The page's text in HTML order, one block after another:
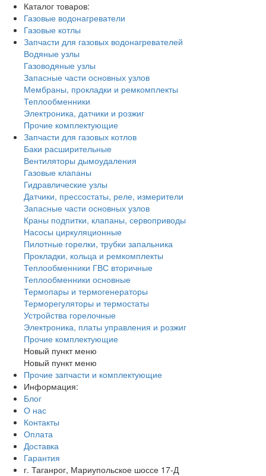
Каталог товаров:
Газовые водонагреватели
Газовые котлы
Запчасти для газовых водонагревателей
Водяные узлы
Газоводяные узлы
Запасные части основных узлов
Мембраны, прокладки и ремкомплекты
Теплообменники
Электроника, датчики и розжиг
Прочие комплектующие
Запчасти для газовых котлов
Баки расширительные
Вентиляторы дымоудаления
Газовые клапаны
Гидравлические узлы
Датчики, прессостаты, реле, измерители
Запасные части основных узлов
Краны подпитки, клапаны, сервоприводы
Насосы циркуляционные
Пилотные горелки, трубки запальника
Прокладки, кольца и ремкомплекты
Теплообменники ГВС вторичные
Теплообменники основные
Термопары и термогенераторы
Терморегуляторы и термостаты
Устройства горелочные
Электроника, платы управления и розжиг
Прочие комплектующие
Новый пункт меню
Новый пункт меню
Прочие запчасти и комплектующие
Информация:
Блог
О нас
Контакты
Оплата
Доставка
Гарантия
г. Таганрог, Мариупольское шоссе 17-Д